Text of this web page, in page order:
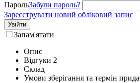
ПарольЗабули пароль?
Зареєструвати новий обліковий запис
Увійти
Запам'ятати
Опис
Відгуки 2
Склад
Умови зберігання та термін